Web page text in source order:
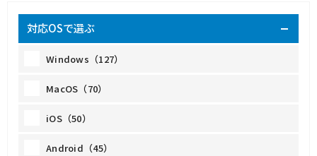
対応OSで選ぶ
Windows（127）
MacOS（70）
iOS（50）
Android（45）